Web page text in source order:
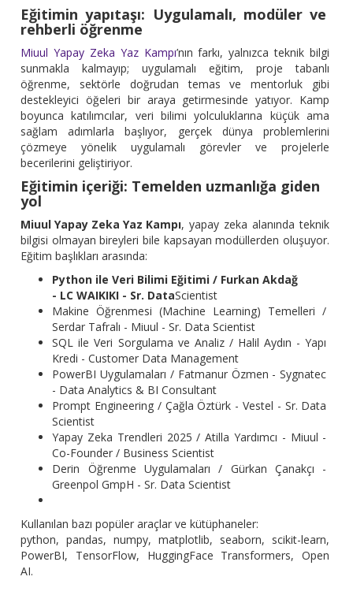
Eğitimin yapıtaşı: Uygulamalı, modüler ve
rehberli öğrenme
Miuul Yapay Zeka Yaz Kampı’nın farkı, yalnızca teknik bilgi
sunmakla kalmayıp; uygulamalı eğitim, proje tabanlı
öğrenme, sektörle doğrudan temas ve mentorluk gibi
destekleyici öğeleri bir araya getirmesinde yatıyor. Kamp
boyunca katılımcılar, veri bilimi yolculuklarına küçük ama
sağlam adımlarla başlıyor, gerçek dünya problemlerini
çözmeye yönelik uygulamalı görevler ve projelerle
becerilerini geliştiriyor.
Eğitimin içeriği: Temelden uzmanlığa giden
yol
Miuul Yapay Zeka Yaz Kampı, yapay zeka alanında teknik
bilgisi olmayan bireyleri bile kapsayan modüllerden oluşuyor.
Eğitim başlıkları arasında:
Python ile Veri Bilimi Eğitimi / Furkan Akdağ
- LC WAIKIKI - Sr. DataScientist
Makine Öğrenmesi (Machine Learning) Temelleri /
Serdar Tafralı - Miuul - Sr. Data Scientist
SQL ile Veri Sorgulama ve Analiz / Halil Aydın - Yapı
Kredi - Customer Data Management
PowerBI Uygulamaları / Fatmanur Özmen - Sygnatec
- Data Analytics & BI Consultant
Prompt Engineering / Çağla Öztürk - Vestel - Sr. Data
Scientist
Yapay Zeka Trendleri 2025 / Atilla Yardımcı - Miuul -
Co-Founder / Business Scientist
Derin Öğrenme Uygulamaları / Gürkan Çanakçı -
Greenpol GmpH - Sr. Data Scientist
Kullanılan bazı popüler araçlar ve kütüphaneler:
python, pandas, numpy, matplotlib, seaborn, scikit-learn,
PowerBI, TensorFlow, HuggingFace Transformers, Open
AI.